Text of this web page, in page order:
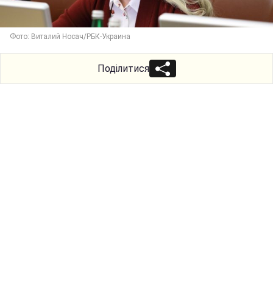
Фото: Виталий Носач/РБК-Украина
Поділитися